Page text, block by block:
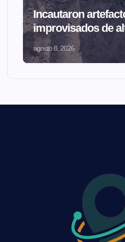
Incautaron
improvisados de
agosto 8, 2026